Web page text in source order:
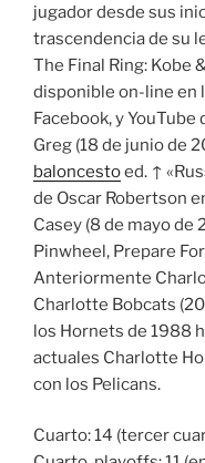
jugador desde sus
trascendencia de su
The Final Ring: Kobe
disponible on-line en
Facebook, y
Greg (18 de junio de
baloncestoed. ↑
de Oscar Robertson
Casey (8 de mayo de
Pinwheel, Prepare
Anteriormente
Charlotte Bobcats
los Hornets de 1988
actuales Charlotte
con los Pelicans.
Cuarto: 14 (tercer